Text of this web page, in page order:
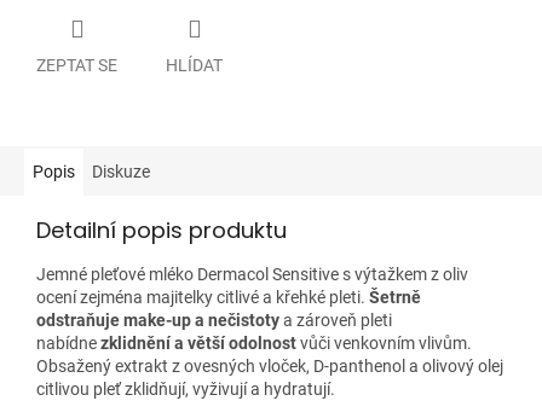
ZEPTAT SE HLÍDAT
Popis Diskuze
Detailní popis produktu
Jemné pleťové mléko Dermacol Sensitive s výtažkem z oliv
ocení zejména majitelky citlivé a křehké pleti. Šetrně
odstraňuje make-up a nečistotya zároveň pleti
nabídnezklidnění a větší odolnostvůči venkovním vlivům.
Obsažený extrakt z ovesných vloček, D-panthenol a olivový olej
citlivou pleť zklidňují, vyživují a hydratují.